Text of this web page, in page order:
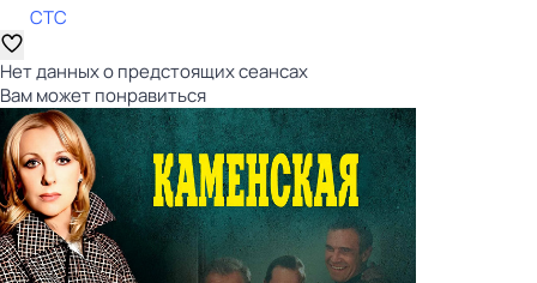
СТС
Нет данных о предстоящих сеансах
Вам может понравиться